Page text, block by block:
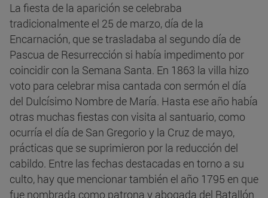
La fiesta de la aparición se celebraba
tradicionalmente el 25 de marzo, día de la
Encarnación, que se trasladaba al segundo día de
Pascua de Resurrección si había impedimento por
coincidir con la Semana Santa. En 1863 la villa hizo
voto para celebrar misa cantada con sermón el día
del Dulcísimo Nombre de María. Hasta ese año había
otras muchas fiestas con visita al santuario, como
ocurría el día de San Gregorio y la Cruz de mayo,
prácticas que se suprimieron por la reducción del
cabildo. Entre las fechas destacadas en torno a su
culto, hay que mencionar también el año 1795 en que
fue nombrada como patrona y abogada del Batallón